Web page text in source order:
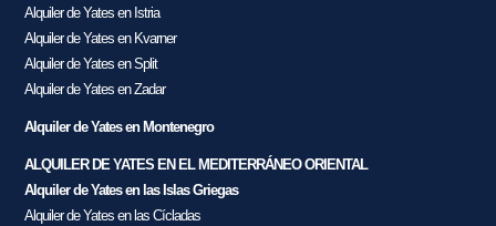
Alquiler de Yates en Istria
Alquiler de Yates en Kvarner
Alquiler de Yates en Split
Alquiler de Yates en Zadar
Alquiler de Yates en Montenegro
ALQUILER DE YATES EN EL MEDITERRÁNEO ORIENTAL
Alquiler de Yates en las Islas Griegas
Alquiler de Yates en las Cícladas